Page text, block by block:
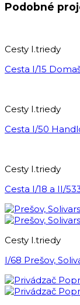
Podobné
Cesty I.triedy
Cesta I/15
Cesty I.triedy
Cesta I/50
Cesty I.triedy
Cesta I/18 a II/
Cesty I.triedy
I/68 Prešov,